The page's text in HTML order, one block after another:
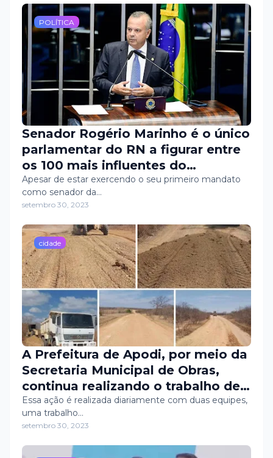
vereador Adailton Targino,
acompanhou de perto o
encerramento.
POLÍTICA
Senador Rogério Marinho é o único
parlamentar do RN a figurar entre
os 100 mais influentes do
Congresso Nacional
Apesar de estar exercendo o seu primeiro mandato
como senador da…
setembro 30, 2023
cidade
A Prefeitura de Apodi, por meio da
Secretaria Municipal de Obras,
continua realizando o trabalho de
terraplanagem e recuperação das
estradas vicinais do município.
Essa ação é realizada diariamente com duas equipes,
uma trabalho…
setembro 30, 2023